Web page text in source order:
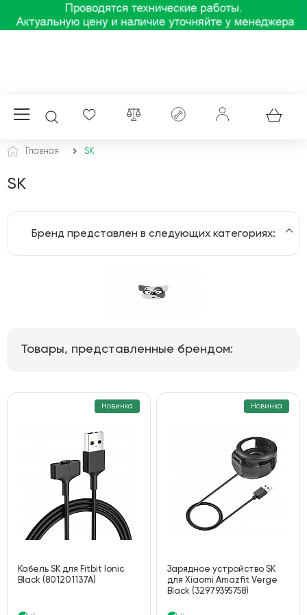
Главная SK
SK
Бренд представлен в следующих категориях:
Товары, представленные брендом:
Новинка
Кабель SK для Fitbit Ionic
Black (801201137A)
Новинка
Зарядное устройство SK
для Xiaomi Amazfit Verge
Black (32979395758)